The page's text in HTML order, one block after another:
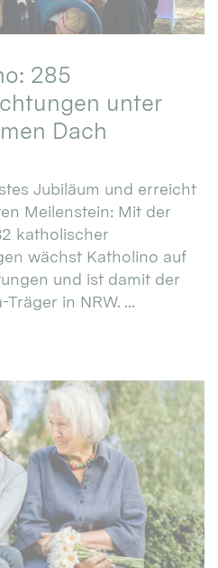
285
unter
Dach
Jubiläum und erreicht
Meilenstein: Mit der
katholischer
wächst Katholino auf
und ist damit der
in NRW. ...